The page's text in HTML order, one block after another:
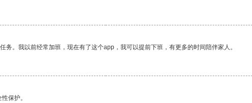
。我以前经常加班，现在有了这个app，我可以提前下班，有更多的时间陪伴家人。
保护。